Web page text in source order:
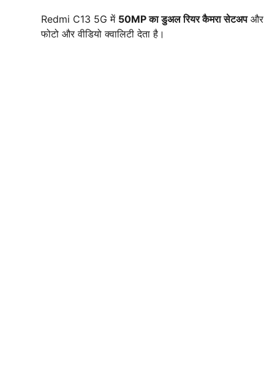
Redmi C13 5G में 50MP का डुअल रियर कैमरा सेटअपऔर
फोटो और वीडियो क्वालिटी देता है।